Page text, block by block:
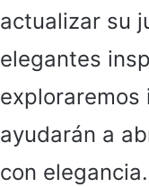
actualizar su
elegantes
exploraremos
ayudarán a
con